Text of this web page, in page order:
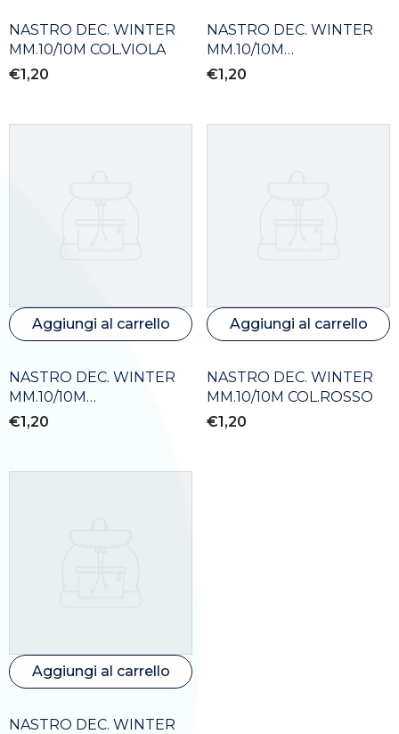
NASTRO DEC. WINTER
MM.10/10M COL.VIOLA
€1,20
NASTRO DEC. WINTER
MM.10/10M
COL.ROSSO/BIANCO
€1,20
Aggiungi al carrello
NASTRO DEC. WINTER
MM.10/10M
COL.BIANCO/ROSSO
€1,20
Aggiungi al carrello
NASTRO DEC. WINTER
MM.10/10M COL.ROSSO
€1,20
Aggiungi al carrello
NASTRO DEC. WINTER